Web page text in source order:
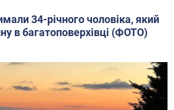
34-річного чоловіка, який
в багатоповерхівці (ФОТО)